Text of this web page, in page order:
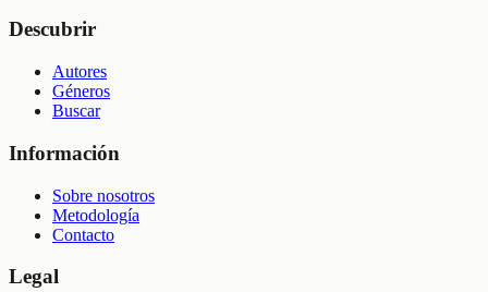
Descubrir
Autores
Géneros
Buscar
Información
Sobre nosotros
Metodología
Contacto
Legal